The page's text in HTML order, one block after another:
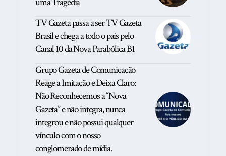
TV Gazeta passa a ser TV Gazeta
Brasil e chega a todo o país pelo
Canal 10 da Nova Parabólica B1
Grupo Gazeta de Comunicação
Reage a Imitação e Deixa Claro:
Não Reconhecemos a “Nova
Gazeta” e não integra, nunca
integrou e não possui qualquer
vínculo com o nosso
conglomerado de mídia.